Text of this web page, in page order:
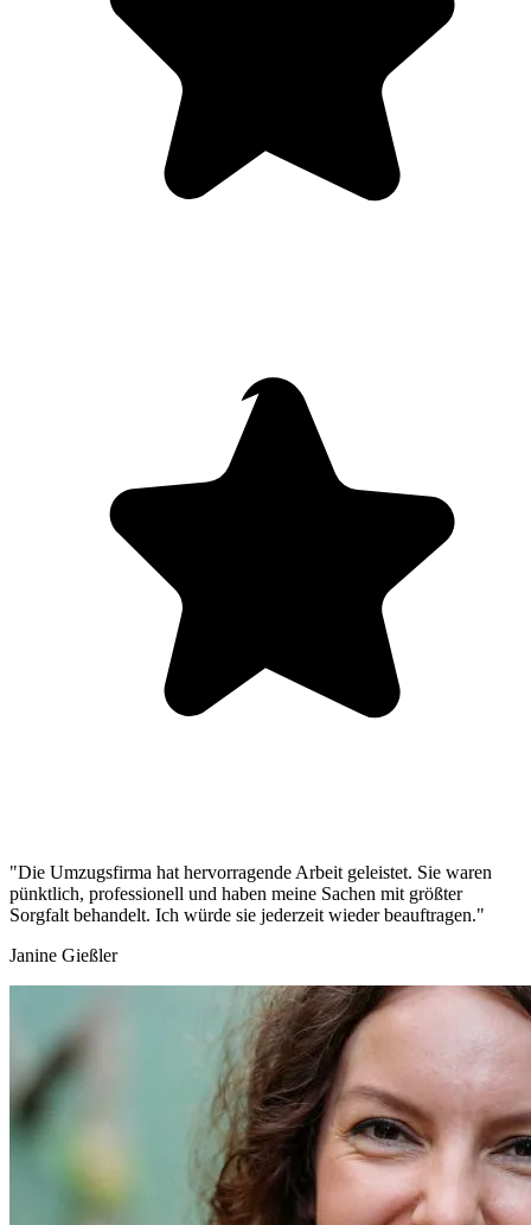
"Die Umzugsfirma hat hervorragende Arbeit geleistet. Sie waren
pünktlich, professionell und haben meine Sachen mit größter
Sorgfalt behandelt. Ich würde sie jederzeit wieder beauftragen."
Janine Gießler